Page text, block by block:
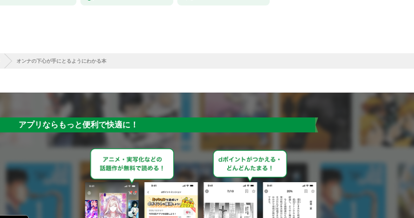
オンナの下心が手にとるようにわかる本
アプリならもっと便利で快適に！